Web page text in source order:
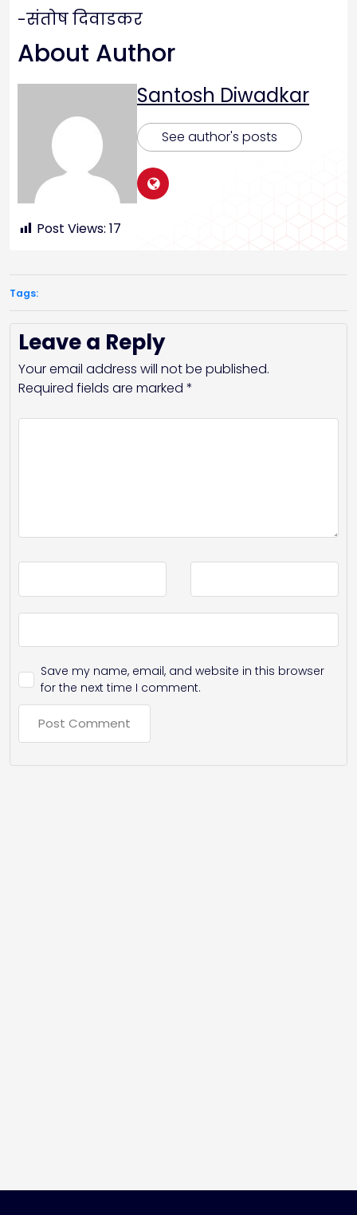
-संतोष दिवाडकर
About Author
Santosh Diwadkar
See author's posts
Post Views: 17
Tags:
Leave a Reply
Your email address will not be published.
Required fields are marked *
Save my name, email, and website in this browser
for the next time I comment.